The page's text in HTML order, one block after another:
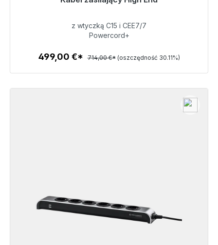
499,00 €
Szczegóły
z wtyczką C15 i CEE7/7
Powercord+
499,00 €* 714,00 €* (oszczędność 30.11%)